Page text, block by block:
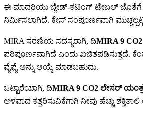
ಈ ಮಾದರಿಯು ಬ್ಲೇಡ್-ಕಟಿಂಗ್ ಟೇಬಲ್ ಜೊತೆಗೆ
ನಿರ್ಮಿಸಲಾಗಿದೆ. ಕೇಸ್ ಸಂಪೂರ್ಣವಾಗಿ
MIRA ಸರಣಿಯ ಸದಸ್ಯರಾಗಿ, ದಿMIRA 9 CO2
ಪರಿಪೂರ್ಣವಾಗಿದೆ ಎಂದು ಖಚಿತಪಡಿಸುತ್ತದೆ.
ವೈಫೈ ಅನ್ನು ಆಯ್ಕೆ ಮಾಡಬಹುದು.
ಒಟ್ಟಾರೆಯಾಗಿ, ದಿMIRA 9 CO2 ಲೇಸರ್
ಆಳವಾದ ಕತ್ತರಿಸುವಿಕೆಗಾಗಿ ನೀವು ಹೆಚ್ಚು